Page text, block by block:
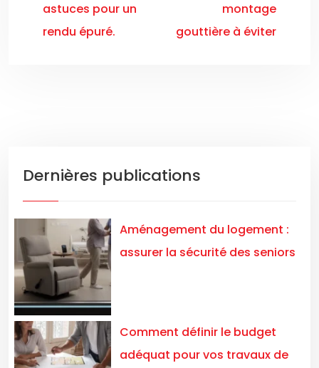
astuces pour un
rendu épuré.
montage
gouttière à éviter
Dernières publications
Aménagement du logement :
assurer la sécurité des seniors
Comment définir le budget
adéquat pour vos travaux de